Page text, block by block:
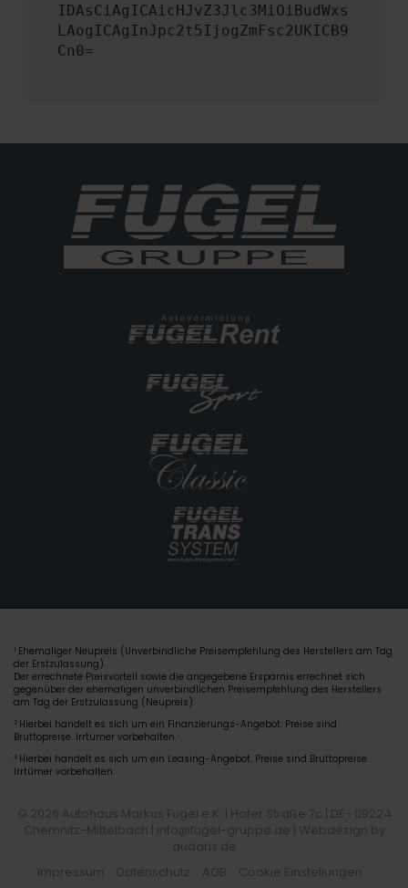
IDAsCiAgICAicHJvZ3Jlc3MiOiBudWxs
LAogICAgInJpc2t5IjogZmFsc2UKICB9
Cn0=
1 Ehemaliger Neupreis (Unverbindliche Preisempfehlung des Herstellers am Tag
der Erstzulassung).
Der errechnete Preisvorteil sowie die angegebene Ersparnis errechnet sich
gegenüber der ehemaligen unverbindlichen Preisempfehlung des Herstellers
am Tag der Erstzulassung (Neupreis).
2 Hierbei handelt es sich um ein Finanzierungs-Angebot. Preise sind
Bruttopreise. Irrtümer vorbehalten.
3 Hierbei handelt es sich um ein Leasing-Angebot. Preise sind Bruttopreise.
Irrtümer vorbehalten.
© 2026 Autohaus Markus Fugel e.K. | Hofer Straße 7c | DE- 09224
Chemnitz-Mittelbach | info@fugel-gruppe.de | Webdesign by
audaris.de
Impressum
Datenschutz AGB Cookie Einstellungen